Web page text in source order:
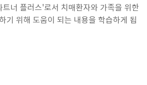
너 플러스'로서 치매환자와 가족을 위한
기 위해 도움이 되는 내용을 학습하게 됩